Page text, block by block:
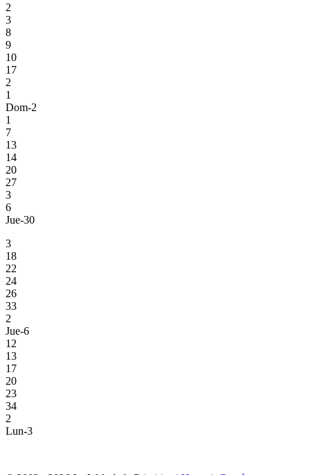
2
3
8
9
10
17
2
1
Dom-2
1
7
13
14
20
27
3
6
Jue-30
3
18
22
24
26
33
2
Jue-6
12
13
17
20
23
34
2
Lun-3